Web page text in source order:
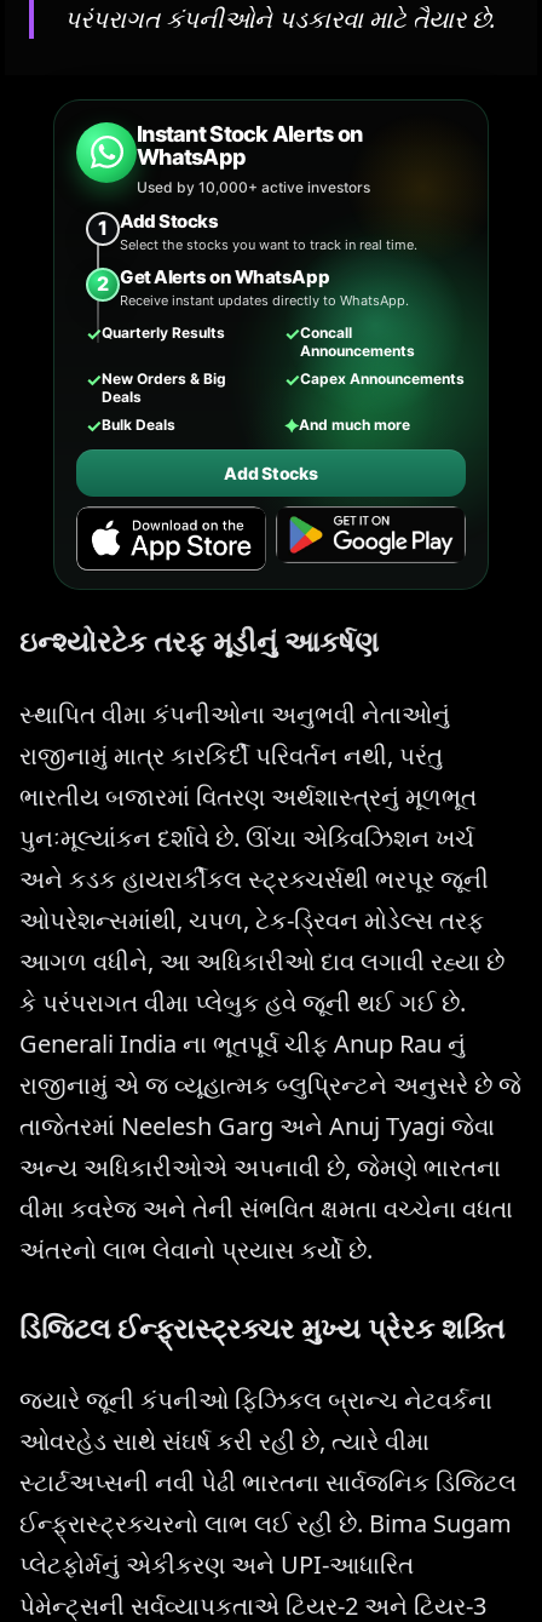
પરંપરાગત કંપનીઓને પડકારવા માટે તૈયાર છે.
Instant Stock Alerts on
WhatsApp
Used by 10,000+ active investors
1 Add Stocks
Select the stocks you want to track in real time.
2 Get Alerts on WhatsApp
Receive instant updates directly to WhatsApp.
✓Quarterly Results ✓Concall
Announcements
✓New Orders & Big
Deals
✓Capex Announcements
✓Bulk Deals ✦And much more
Add Stocks
ઇન્શ્યોરટેક તરફ મૂડીનું આકર્ષણ
સ્થાપિત વીમા કંપનીઓના અનુભવી નેતાઓનું
રાજીનામું માત્ર કારકિર્દી પરિવર્તન નથી, પરંતુ
ભારતીય બજારમાં વિતરણ અર્થશાસ્ત્રનું મૂળભૂત
પુનઃમૂલ્યાંકન દર્શાવે છે. ઊંચા એક્વિઝિશન ખર્ચ
અને કડક હાયરાર્કીકલ સ્ટ્રક્ચર્સથી ભરપૂર જૂની
ઓપરેશન્સમાંથી, ચપળ, ટેક-ડ્રિવન મોડેલ્સ તરફ
આગળ વધીને, આ અધિકારીઓ દાવ લગાવી રહ્યા છે
કે પરંપરાગત વીમા પ્લેબુક હવે જૂની થઈ ગઈ છે.
Generali India ના ભૂતપૂર્વ ચીફ Anup Rau નું
રાજીનામું એ જ વ્યૂહાત્મક બ્લુપ્રિન્ટને અનુસરે છે જે
તાજેતરમાં Neelesh Garg અને Anuj Tyagi જેવા
અન્ય અધિકારીઓએ અપનાવી છે, જેમણે ભારતના
વીમા કવરેજ અને તેની સંભવિત ક્ષમતા વચ્ચેના વધતા
અંતરનો લાભ લેવાનો પ્રયાસ કર્યો છે.
ડિજિટલ ઈન્ફ્રાસ્ટ્રક્ચર મુખ્ય પ્રેરક શક્તિ
જ્યારે જૂની કંપનીઓ ફિઝિકલ બ્રાન્ચ નેટવર્કના
ઓવરહેડ સાથે સંઘર્ષ કરી રહી છે, ત્યારે વીમા
સ્ટાર્ટઅપ્સની નવી પેઢી ભારતના સાર્વજનિક ડિજિટલ
ઈન્ફ્રાસ્ટ્રક્ચરનો લાભ લઈ રહી છે. Bima Sugam
પ્લેટફોર્મનું એકીકરણ અને UPI-આધારિત
પેમેન્ટ્સની સર્વવ્યાપકતાએ ટિયર-2 અને ટિયર-3